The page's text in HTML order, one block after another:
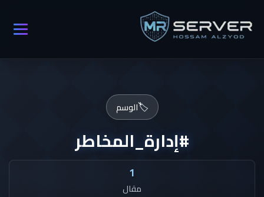
🏷️الوسم
#إدارة_المخاطر
1
مقال